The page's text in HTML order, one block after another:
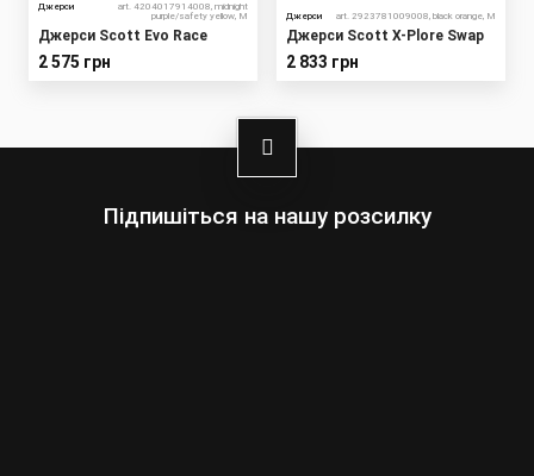
Джерси
art. 4204017914008, midnight
purple/safety yellow, M
Джерси Scott Evo Race
2 575 грн
Джерси art. 2923781009008, black orange, M
Джерси Scott X-Plore Swap
2 833 грн
Підпишіться на нашу розсилку